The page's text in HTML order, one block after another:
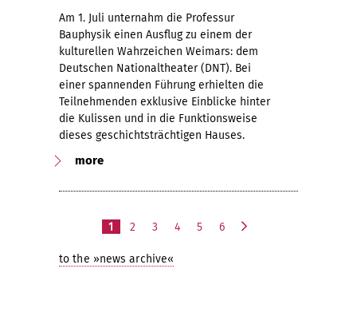
Am 1. Juli unternahm die Professur
Bauphysik einen Ausflug zu einem der
kulturellen Wahrzeichen Weimars: dem
Deutschen Nationaltheater (DNT). Bei
einer spannenden Führung erhielten die
Teilnehmenden exklusive Einblicke hinter
die Kulissen und in die Funktionsweise
dieses geschichtsträchtigen Hauses.
more
1 2 3 4 5
6
to the »news archive«